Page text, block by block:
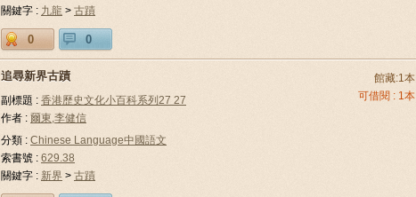
關鍵字 : 九龍 > 古蹟
0 0
追尋新界古蹟
副標題 : 香港歷史文化小百科系列27 27
作者 : 爾東,李健信
分類 : Chinese Language中國語文
索書號 : 629.38
關鍵字 : 新界 > 古蹟
館藏:1本
可借閱 : 1本